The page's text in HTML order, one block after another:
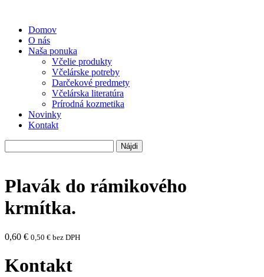
Domov
O nás
Naša ponuka
Včelie produkty
Včelárske potreby
Darčekové predmety
Včelárska literatúra
Prírodná kozmetika
Novinky
Kontakt
Plavák do rámikového
krmítka.
0,60 € 0,50 € bez DPH
Kontakt